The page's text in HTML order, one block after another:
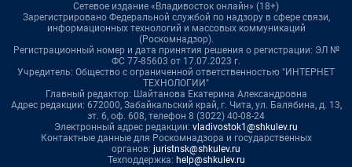
Сетевое издание «Владивосток онлайн» (18+)
Зарегистрировано Федеральной службой по надзору в сфере связи,
информационных технологий и массовых коммуникаций
(Роскомнадзор).
Регистрационный номер и дата принятия решения о регистрации: ЭЛ №
ФС 77-85603 от 17.07.2023 г.
Учредитель: Общество с ограниченной ответственностью "ИНТЕРНЕТ
ТЕХНОЛОГИИ"
Главный редактор: Шайтанова Екатерина Александровна
Адрес редакции: 672000, Забайкальский край, г. Чита, ул. Балябина, д. 13,
эт. 6, оф. 608, телефон 8 (3022) 40-08-24
Электронный адрес редакции: vladivostok1@shkulev.ru
Контактные данные для Роскомнадзора и государственных
органов: juristnsk@shkulev.ru
Техподдержка: help@shkulev.ru